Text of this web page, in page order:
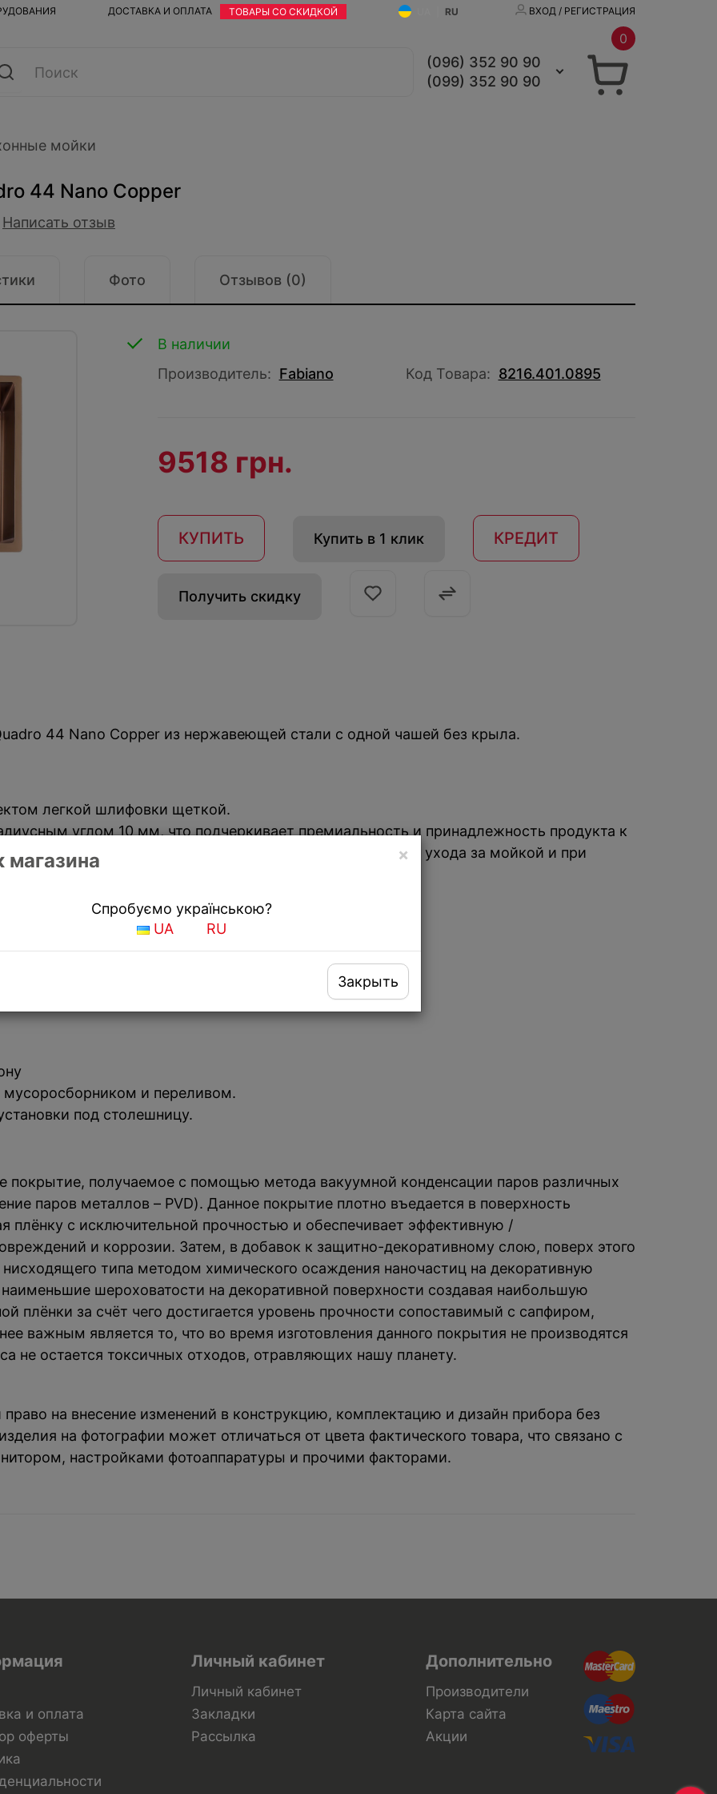
ДОСТАВКА И ОПЛАТА ТОВАРЫ СО СКИДКОЙ RU ВХОД / РЕГИСТРАЦИЯ
(096) 352 90 90
(099) 352 90 90
0
мойки
44 Nano Copper
Написать отзыв
Фото Отзывов (0)
×
магазина
Спробуємо українською?
UA
RU
Закрыть
В наличии
Производитель: Fabiano Код Товара: 8216.401.0895
9518 грн.
КУПИТЬ Купить в 1 клик КРЕДИТ
Получить скидку
44 Nano Copper из нержавеющей стали с одной чашей без крыла.
легкой шлифовки щеткой.
углом 10 мм, что подчеркивает премиальность и принадлежность продукта к
А так же обеспечивают дополнительное удобство для ухода за мойкой и при
и переливом.
под столешницу.
покрытие, получаемое с помощью метода вакуумной конденсации паров различных
паров металлов – PVD). Данное покрытие плотно въедается в поверхность
с исключительной прочностью и обеспечивает эффективную /
и коррозии. Затем, в добавок к защитно-декоративному слою, поверх этого
типа методом химического осаждения наночастиц на декоративную
шероховатости на декоративной поверхности создавая наибольшую
плёнки за счёт чего достигается уровень прочности сопоставимый с сапфиром,
важным является то, что во время изготовления данного покрытия не производятся
не остается токсичных отходов, отравляющих нашу планету.
на внесение изменений в конструкцию, комплектацию и дизайн прибора без
на фотографии может отличаться от цвета фактического товара, что связано с
настройками фотоаппаратуры и прочими факторами.
и оплата
оферты
Личный кабинет
Личный кабинет
Закладки
Рассылка
Дополнительно
Производители
Карта сайта
Акции